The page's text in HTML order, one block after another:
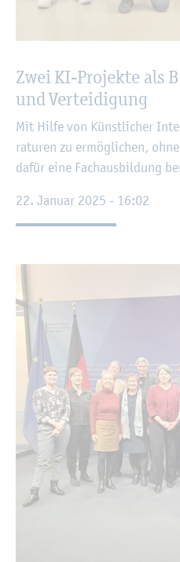
Zwei KI-Pro­jek­te als
und Ver­tei­di­gung
Mit Hilfe von Künst­li­cher
ra­tu­ren zu er­mög­li­chen,
dafür eine Fach­aus­bil­dung
22. Ja­nu­ar 2025 - 16:02